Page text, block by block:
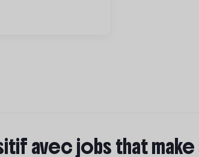
avec jobs that